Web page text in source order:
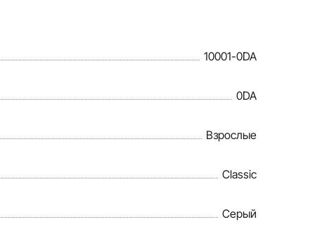
10001-0DA
0DA
Взрослые
Classic
Серый